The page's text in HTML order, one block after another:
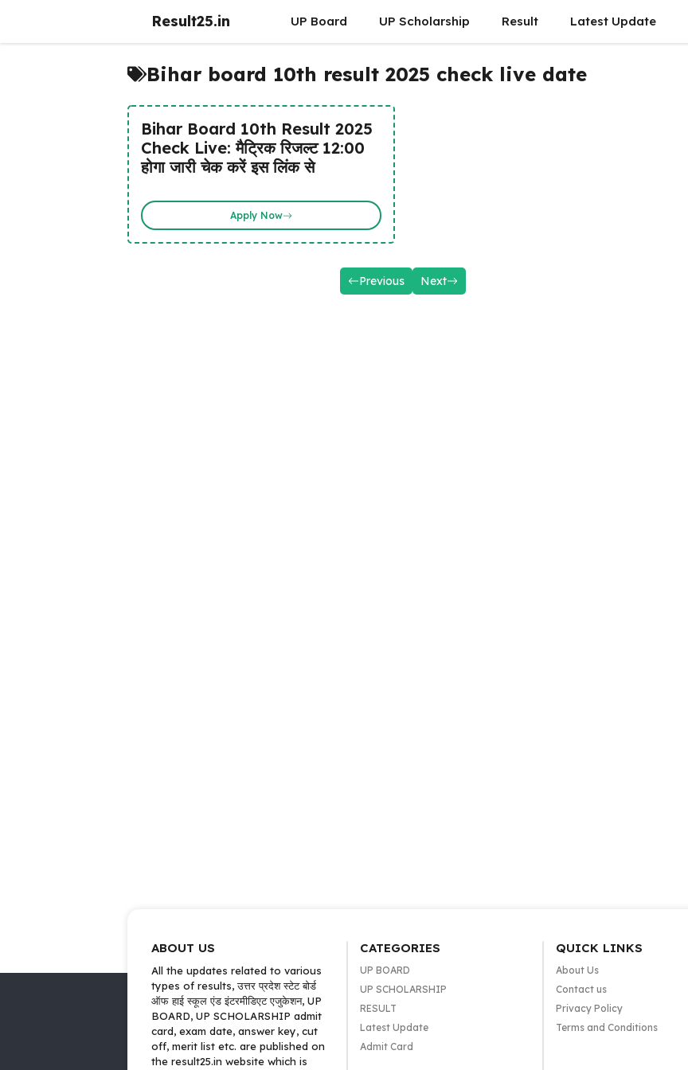
Result25.in UP Board UP Scholarship Result Latest Update
Bihar board 10th result 2025 check live date
Bihar Board 10th Result 2025
Check Live: मैट्रिक रिजल्ट 12:00
होगा जारी चेक करें इस लिंक से
Apply Now
Previous Next
ABOUT US
All the updates related to various
types of results, उत्तर प्रदेश स्टेट बोर्ड
ऑफ हाई स्कूल एंड इंटरमीडिएट एजुकेशन, UP
BOARD, UP SCHOLARSHIP admit
card, exam date, answer key, cut
off, merit list etc. are published on
the result25.in website which is
CATEGORIES
UP BOARD
UP SCHOLARSHIP
RESULT
Latest Update
Admit Card
QUICK LINKS
About Us
Contact us
Privacy Policy
Terms and Conditions